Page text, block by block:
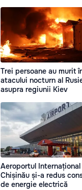
Trei persoane au murit
atacului nocturn al
asupra regiunii Kiev
Aeroportul Internațional
Chișinău și-a redus
de energie electrică